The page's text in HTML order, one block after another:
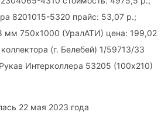
8201015-5320 прайс: 53,07 р.;
мм 750х1000 (УралАТИ) цена: 199,02
(г. Белебей) 1/59713/33
Интерколлера 53205 (100х210)
22 мая 2023 года